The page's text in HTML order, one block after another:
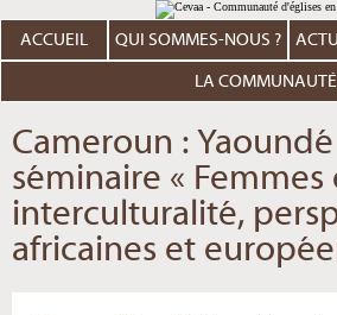
au
contenu.
Aller
personnels
ACCUEIL QUI SOMMES-NOUS ?
LA COMMUNAUTÉ
Cameroun :
séminaire « Femmes
interculturalité,
africaines et